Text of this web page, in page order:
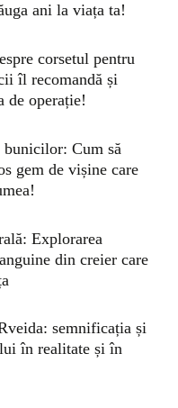
ani la viața ta!
corsetul pentru
îl recomandă și
de operație!
Cum să
gem de vișine care
Explorarea
din creier care
semnificația și
în realitate și în